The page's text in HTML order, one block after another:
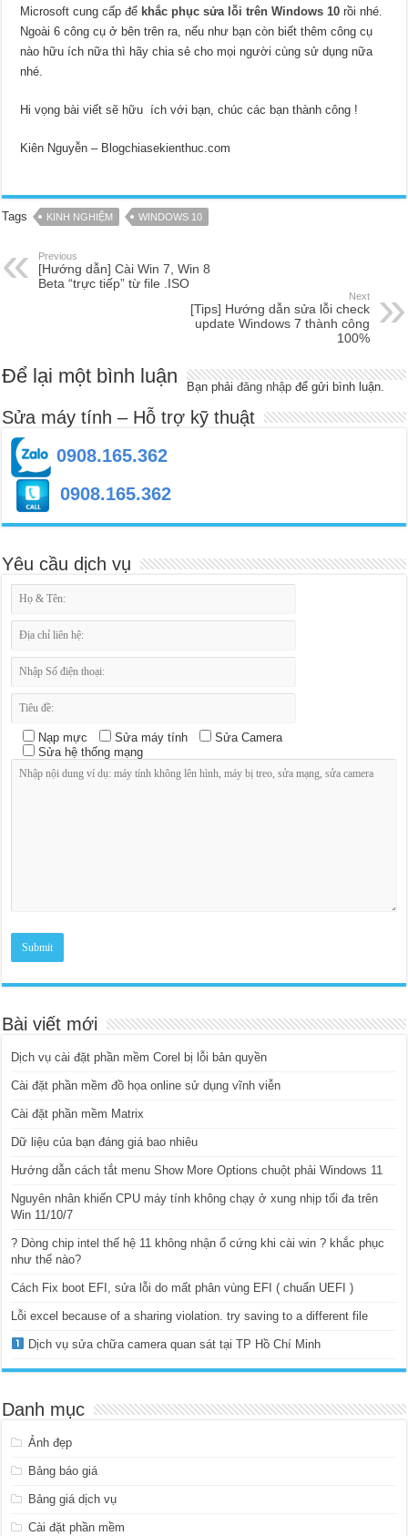
Microsoft cung cấp để khắc phục sửa lỗi trên Windows 10 rồi nhé.
Ngoài 6 công cụ ở bên trên ra, nếu như bạn còn biết thêm công cụ
nào hữu ích nữa thì hãy chia sẻ cho mọi người cùng sử dụng nữa
nhé.
Hi vọng bài viết sẽ hữu ích với bạn, chúc các bạn thành công !
Kiên Nguyễn – Blogchiasekienthuc.com
Tags KINH NGHIỆM WINDOWS 10
Previous
[Hướng dẫn] Cài Win 7, Win 8
Beta “trực tiếp” từ file .ISO
Next
[Tips] Hướng dẫn sửa lỗi check
update Windows 7 thành công
100%
Để lại một bình luận Bạn phảiđăng nhập để gửi bình luận.
Sửa máy tính – Hỗ trợ kỹ thuật
0908.165.362
0908.165.362
Yêu cầu dịch vụ
Nạp mực Sửa máy tính
Sửa Camera
Sửa hệ thống mạng
Bài viết mới
Dịch vụ cài đặt phần mềm Corel bị lỗi bản quyền
Cài đặt phần mềm đồ họa online sử dụng vĩnh viễn
Cài đặt phần mềm Matrix
Dữ liệu của bạn đáng giá bao nhiêu
Hướng dẫn cách tắt menu Show More Options chuột phải Windows 11
Nguyên nhân khiến CPU máy tính không chạy ở xung nhịp tối đa trên
Win 11/10/7
? Dòng chip intel thế hệ 11 không nhận ổ cứng khi cài win ? khắc phục
như thế nào?
Cách Fix boot EFI, sửa lỗi do mất phân vùng EFI ( chuẩn UEFI )
Lỗi excel because of a sharing violation. try saving to a different file
Dịch vụ sửa chữa camera quan sát tại TP Hồ Chí Minh
Danh mục
Ảnh đẹp
Bảng báo giá
Bảng giá dịch vụ
Cài đặt phần mềm